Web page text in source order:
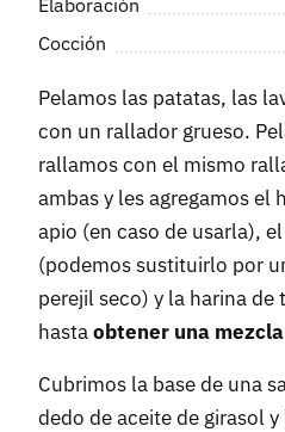
Cocción
Pelamos las patatas, las
con un rallador grueso.
rallamos con el mismo
ambas y les agregamos el
apio (en caso de usarla),
(podemos sustituirlo por
perejil seco) y la harina de
hastaobtener una
Cubrimos la base de una
dedo de aceite de girasol